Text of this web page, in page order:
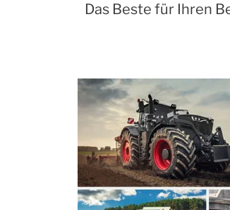
Das Beste für Ihren